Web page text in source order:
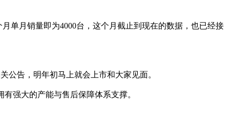
单月销量即为4000台，这个月截止到现在的数据，也已经接
公告，明年初马上就会上市和大家见面。
强大的产能与售后保障体系支撑。